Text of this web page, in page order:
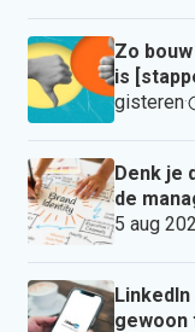
Zo
is
gisteren·
Denk je
de
5 aug
gewoon